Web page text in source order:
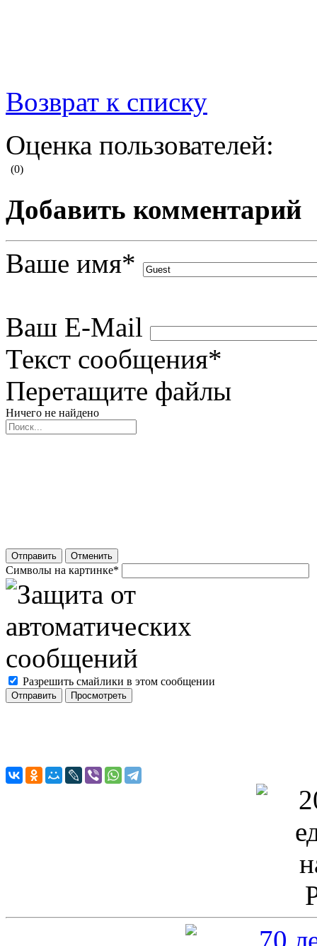
Возврат к списку
Оценка пользователей:
(0)
Добавить комментарий
Ваше имя*
Ваш E-Mail
Текст сообщения*
Перетащите файлы
Ничего не найдено
Отправить Отменить
Символы на картинке*
Разрешить смайлики в этом сообщении